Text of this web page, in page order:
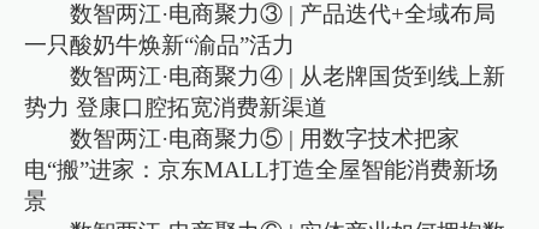
数智两江·电商聚力③ | 产品迭代+全域布局
一只酸奶牛焕新“渝品”活力
数智两江·电商聚力④ | 从老牌国货到线上新
势力 登康口腔拓宽消费新渠道
数智两江·电商聚力⑤ | 用数字技术把家
电“搬”进家：京东MALL打造全屋智能消费新场
景